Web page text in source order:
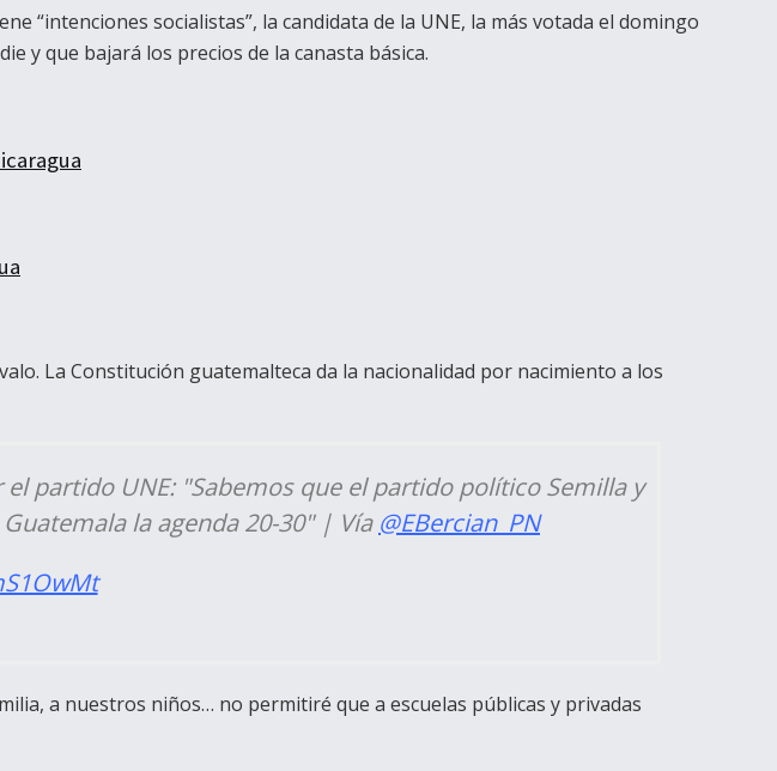
“intenciones socialistas”, la candidata de la UNE, la más votada el domingo
y que bajará los precios de la canasta básica.
La Constitución guatemalteca da la nacionalidad por nacimiento a los
partido UNE: "Sabemos que el partido político Semilla y
la agenda 20-30" | Vía @EBercian_PN
a nuestros niños… no permitiré que a escuelas públicas y privadas